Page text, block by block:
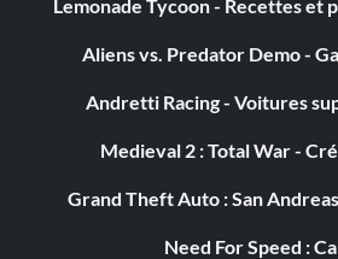
Lemonade Tycoon - Recettes et
Aliens vs. Predator Demo -
Andretti Racing - Voitures
Medieval 2 : Total War -
Grand Theft Auto : San
Need For Speed :